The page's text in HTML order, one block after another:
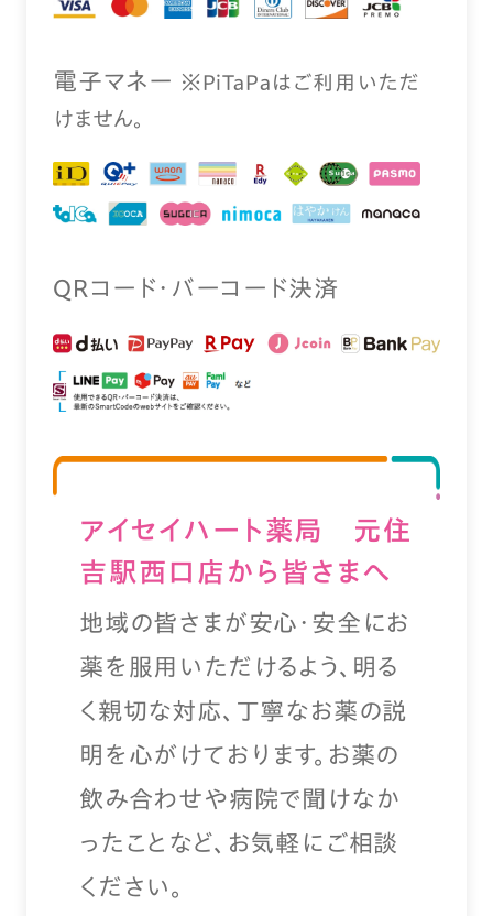
電⼦マネー ※PiTaPaはご利⽤いただ
けません。
QRコード・バーコード決済
アイセイハート薬局 元住
吉駅西口店から皆さまへ
地域の皆さまが安心・安全にお
薬を服用いただけるよう、明る
く親切な対応、丁寧なお薬の説
明を心がけております。お薬の
飲み合わせや病院で聞けなか
ったことなど、お気軽にご相談
ください。